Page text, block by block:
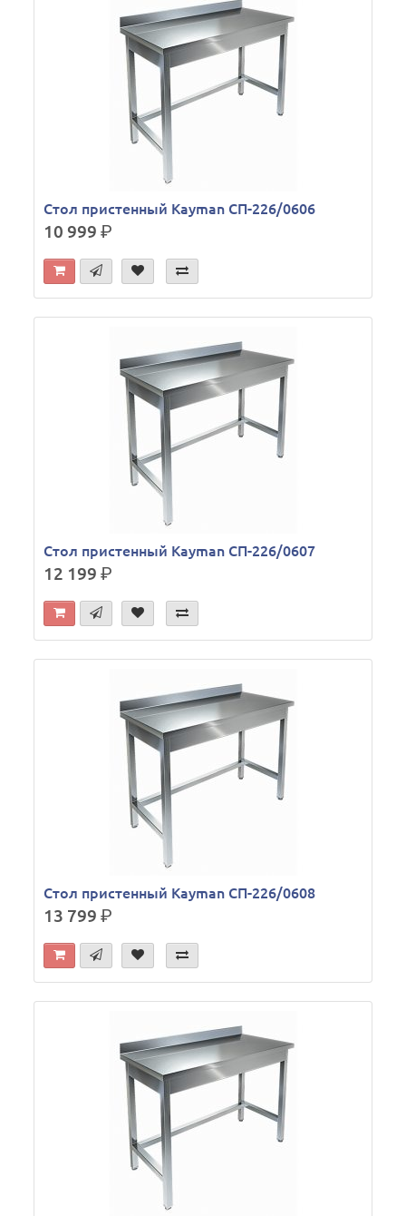
Стол пристенный Kayman СП-226/0606
10 999р.
Стол пристенный Kayman СП-226/0607
12 199р.
Стол пристенный Kayman СП-226/0608
13 799р.